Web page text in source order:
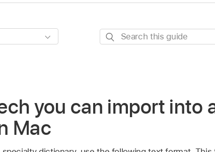
Search
you can import into
Mac